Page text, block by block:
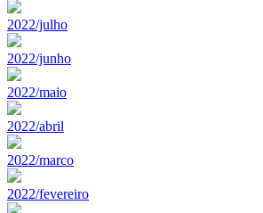
2022/julho
2022/junho
2022/maio
2022/abril
2022/marco
2022/fevereiro